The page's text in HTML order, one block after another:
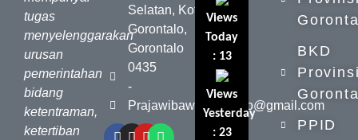
tugas
menyelenggarakan
urusan
pemerintahan
bidang
ketentraman,
ketertiban
Selatan, Kota
Gorontalo,
Gorontalo
0435
-
Prajawibawa.prov.gtlo@gmail.com
Views
Today
: 13
Views
Yesterday
: 23
BKD
PPID